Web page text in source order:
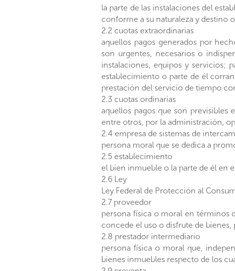
la parte de las instalaciones del
conforme a su naturaleza y destino
2.2 cuotas extraordinarias
aquellos pagos generados por
son urgentes, necesarios o
instalaciones, equipos y servicios;
establecimiento o parte de él
prestación del servicio de tiempo
2.3 cuotas ordinarias
aquellos pagos que son
entre otros, por la administración,
2.4 empresa de sistemas de
persona moral que se dedica a
2.5 establecimiento
el bien inmueble o la parte de él en
2.6 Ley
Ley Federal de Protección al
2.7 proveedor
persona física o moral en términos
concede el uso o disfrute de
2.8 prestador intermediario
persona física o moral que,
bienes inmuebles respecto de los